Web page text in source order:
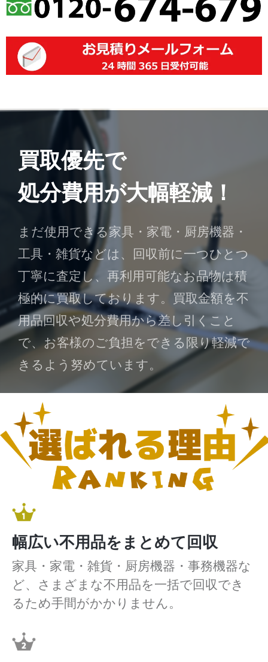
買取優先で
処分費用が大幅軽減！
まだ使用できる家具・家電・厨房機器・
工具・雑貨などは、回収前に一つひとつ
丁寧に査定し、再利用可能なお品物は積
極的に買取しております。買取金額を不
用品回収や処分費用から差し引くこと
で、お客様のご負担をできる限り軽減で
きるよう努めています。
幅広い不用品をまとめて回収
家具・家電・雑貨・厨房機器・事務機器な
ど、さまざまな不用品を一括で回収でき
るため手間がかかりません。